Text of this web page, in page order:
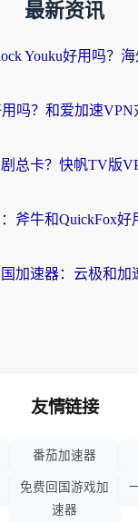
最新资讯
友情链接
番茄加速器
免费回国游戏加
速器